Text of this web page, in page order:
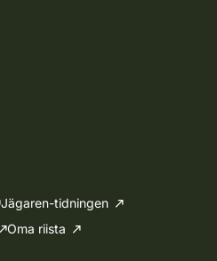
Jägaren-tidningen
Oma riista